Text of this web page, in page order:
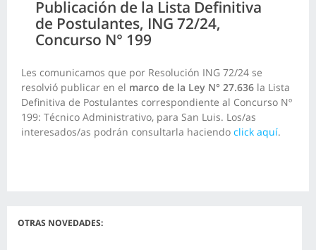
Publicación de la Lista Definitiva
de Postulantes, ING 72/24,
Concurso N° 199
Les comunicamos que por Resolución ING 72/24 se
resolvió publicar en el marco de la Ley N° 27.636 la Lista
Definitiva de Postulantes correspondiente al Concurso Nº
199: Técnico Administrativo, para San Luis. Los/as
interesados/as podrán consultarla haciendo click aquí.
OTRAS NOVEDADES: